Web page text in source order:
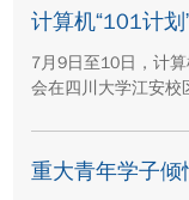
动，双方相关职能负
与。
计算机“101计
7月9日至10日，计
会在四川大学江安校